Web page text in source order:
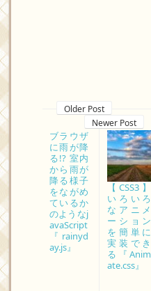
Older Post
Newer Post
【CSS3】
いろいろ
なアニメ
ーション
を簡単に
実装でき
る『Anim
ate.css』
ブラウザ
に雨が降
る!? 室内
から雨が
降る様子
をながめ
ているか
のようなj
avaScript
『rainyd
ay.js』